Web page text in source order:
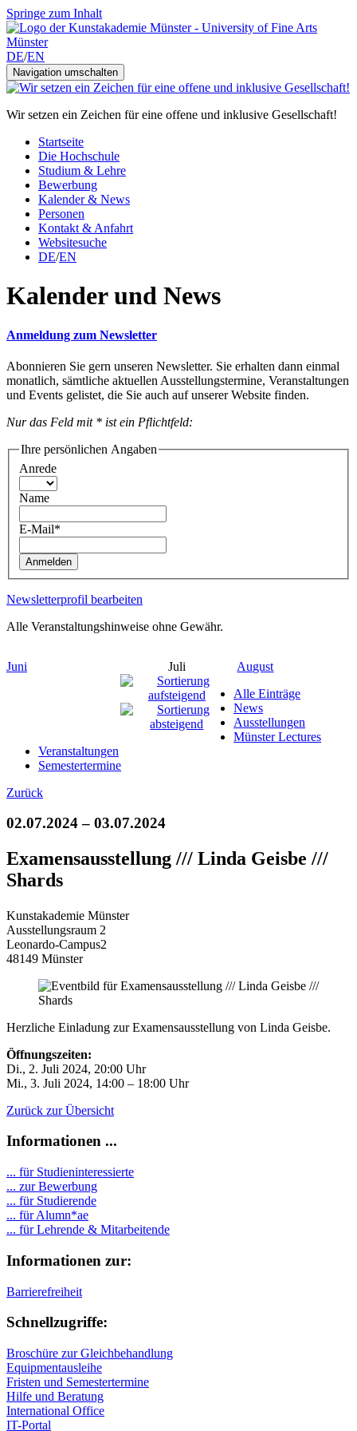
Springe zum Inhalt
DE/EN
Navigation umschalten
Wir setzen ein Zeichen für eine offene und inklusive Gesellschaft!
Startseite
Die Hochschule
Studium & Lehre
Bewerbung
Kalender & News
Personen
Kontakt & Anfahrt
Websitesuche
DE/EN
Kalender und News
Anmeldung zum Newsletter
Abonnieren Sie gern unseren Newsletter. Sie erhalten dann einmal
monatlich, sämtliche aktuellen Ausstellungstermine, Veranstaltungen
und Events gelistet, die Sie auch auf unserer Website finden.
Nur das Feld mit * ist ein Pflichtfeld:
Ihre persönlichen Angaben
Anrede
Name
E-Mail*
Anmelden
Newsletterprofil bearbeiten
Alle Veranstaltungshinweise ohne Gewähr.
Juni Juli
August
Alle Einträge
News
Ausstellungen
Münster Lectures
Veranstaltungen
Semestertermine
Zurück
02.07.2024 – 03.07.2024
Examensausstellung /// Linda Geisbe ///
Shards
Kunstakademie Münster
Ausstellungsraum 2
Leonardo-Campus2
48149 Münster
Herzliche Einladung zur Examensausstellung von Linda Geisbe.
Öffnungszeiten:
Di., 2. Juli 2024, 20:00 Uhr
Mi., 3. Juli 2024, 14:00 – 18:00 Uhr
Zurück zur Übersicht
Informationen ...
... für Studieninteressierte
... zur Bewerbung
... für Studierende
... für Alumn*ae
... für Lehrende & Mitarbeitende
Informationen zur:
Barrierefreiheit
Schnellzugriffe:
Broschüre zur Gleichbehandlung
Equipmentausleihe
Fristen und Semestertermine
Hilfe und Beratung
International Office
IT-Portal